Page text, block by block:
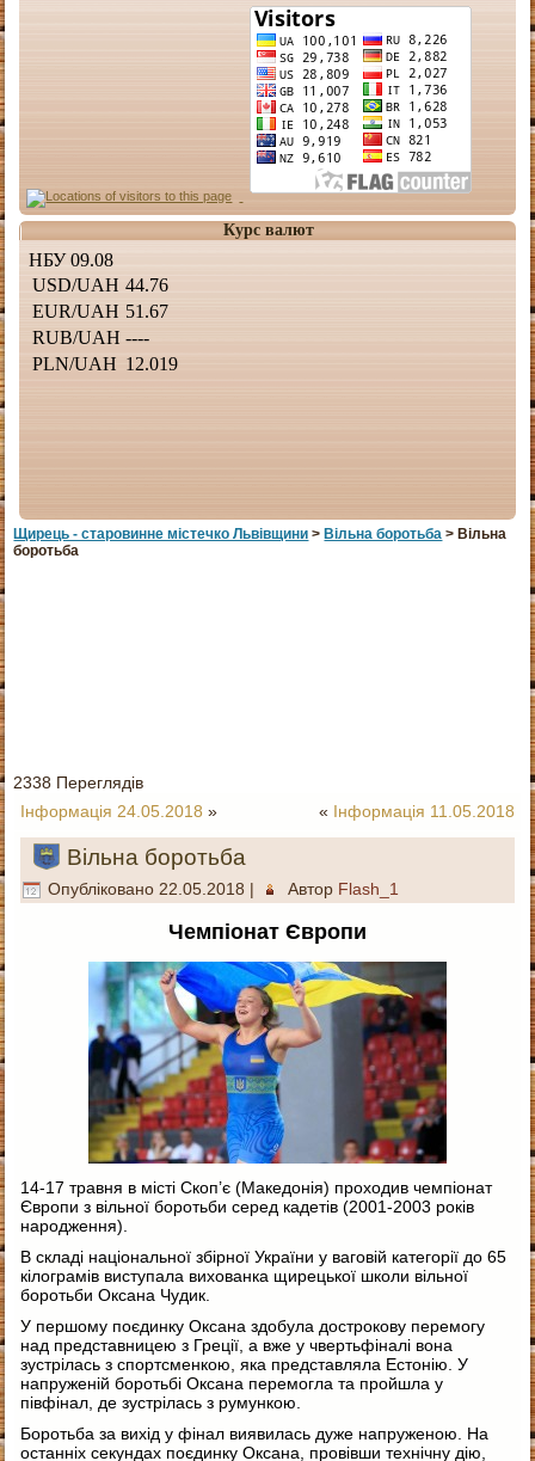
Курс валют
Щирець - старовинне мiстечко Львiвщини >Вільна боротьба > Вільна
боротьба
2338 Переглядів
Інформація 24.05.2018 » « Інформація 11.05.2018
Вільна боротьба
Опубліковано 22.05.2018 | Автор Flash_1
Чемпіонат Європи
14-17 травня в місті Скоп’є (Македонія) проходив чемпіонат
Європи з вільної боротьби серед кадетів (2001-2003 років
народження).
В складі національної збірної України у ваговій категорії до 65
кілограмів виступала вихованка щирецької школи вільної
боротьби Оксана Чудик.
У першому поєдинку Оксана здобула дострокову перемогу
над представницею з Греції, а вже у чвертьфіналі вона
зустрілась з спортсменкою, яка представляла Естонію. У
напруженій боротьбі Оксана перемогла та пройшла у
півфінал, де зустрілась з румункою.
Боротьба за вихід у фінал виявилась дуже напруженою. На
останніх секундах поєдинку Оксана, провівши технічну дію,